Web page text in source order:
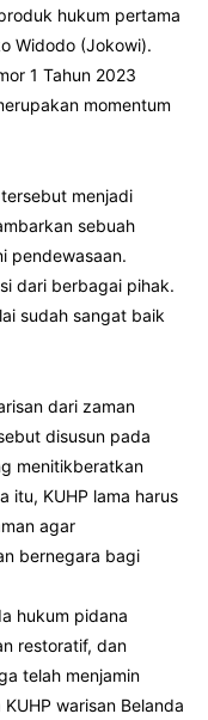
hukum pertama
Widodo (Jokowi).
1 Tahun 2023
momentum
menjadi
sebuah
pendewasaan.
dari berbagai pihak.
sudah sangat baik
dari zaman
disusun pada
menitikberatkan
itu, KUHP lama harus
agar
bernegara bagi
hukum pidana
restoratif, dan
telah menjamin
warisan Belanda